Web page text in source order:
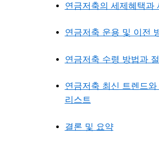
연금저축의 세제혜택과
연금저축 운용 및 이전
연금저축 수령 방법과
연금저축 최신 트렌드
리스트
결론 및 요약